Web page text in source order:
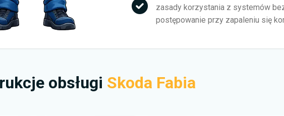
zasady korzystania z systemów
postępowanie przy zapaleniu się
obsługi Skoda Fabia